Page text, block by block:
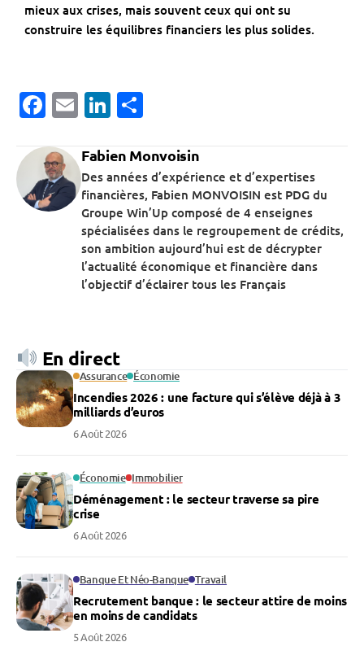
mieux aux crises, mais souvent ceux qui ont su
construire les équilibres financiers les plus solides.
Facebook
EmailLinkedIn
Fabien Monvoisin
Des années d’expérience et d’expertises
financières, Fabien MONVOISIN est PDG du
Groupe Win’Up composé de 4 enseignes
spécialisées dans le regroupement de crédits,
son ambition aujourd’hui est de décrypter
l’actualité économique et financière dans
l’objectif d’éclairer tous les Français
En direct
Assurance Économie
Incendies 2026 : une facture qui s’élève déjà à 3
milliards d’euros
6 Août 2026
Économie Immobilier
Déménagement : le secteur traverse sa pire
crise
6 Août 2026
Banque Et Néo-Banque Travail
Recrutement banque : le secteur attire de moins
en moins de candidats
5 Août 2026